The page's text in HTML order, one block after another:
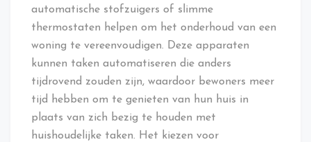
automatische stofzuigers of slimme
thermostaten helpen om het onderhoud van een
woning te vereenvoudigen. Deze apparaten
kunnen taken automatiseren die anders
tijdrovend zouden zijn, waardoor bewoners meer
tijd hebben om te genieten van hun huis in
plaats van zich bezig te houden met
huishoudelijke taken. Het kiezen voor